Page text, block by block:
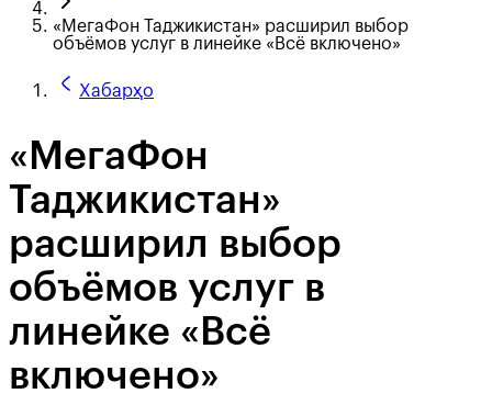
«МегаФон Таджикистан» расширил выбор
объёмов услуг в линейке «Всё включено»
Хабарҳо
«МегаФон
Таджикистан»
расширил выбор
объёмов услуг в
линейке «Всё
включено»